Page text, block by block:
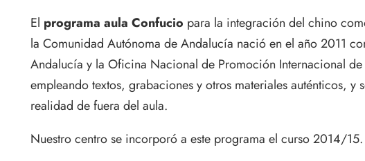
El programa aula Confucio para la integración del chino
la Comunidad Autónoma de Andalucía nació en el año 2011
Andalucía y la Oficina Nacional de Promoción Internacional
empleando textos, grabaciones y otros materiales auténticos,
realidad de fuera del aula.
Nuestro centro se incorporó a este programa el curso 2014/15.